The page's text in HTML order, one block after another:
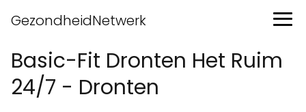
GezondheidNetwerk
Basic-Fit Dronten Het Ruim
24/7 - Dronten